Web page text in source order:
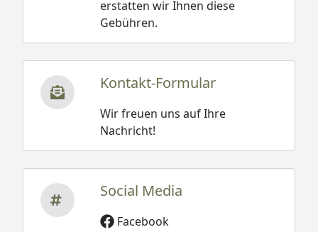
erstatten wir Ihnen diese
Gebühren.
Kontakt-Formular
Wir freuen uns auf Ihre
Nachricht!
Social Media
Facebook